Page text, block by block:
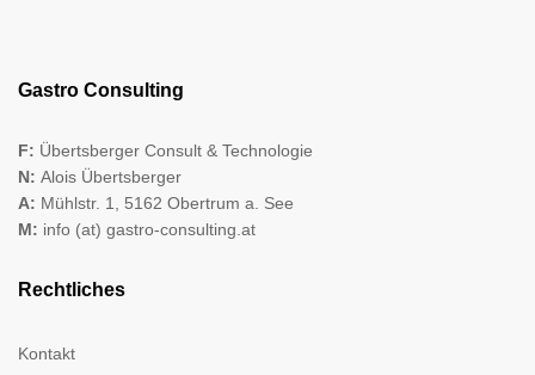
Gastro Consulting
F: Übertsberger Consult & Technologie
N: Alois Übertsberger
A: Mühlstr. 1, 5162 Obertrum a. See
M: info (at) gastro-consulting.at
Rechtliches
Kontakt